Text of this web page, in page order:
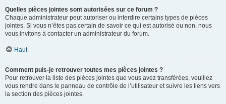
Quelles pièces jointes sont autorisées sur ce forum ?
Chaque administrateur peut autoriser ou interdire certains types de pièces
jointes. Si vous n’êtes pas certain de savoir ce qui est autorisé ou non, nous
vous invitons à contacter un administrateur du forum.
Haut
Comment puis-je retrouver toutes mes pièces jointes ?
Pour retrouver la liste des pièces jointes que vous avez transférées, veuillez
vous rendre dans le panneau de contrôle de l’utilisateur et suivre les liens vers
la section des pièces jointes.